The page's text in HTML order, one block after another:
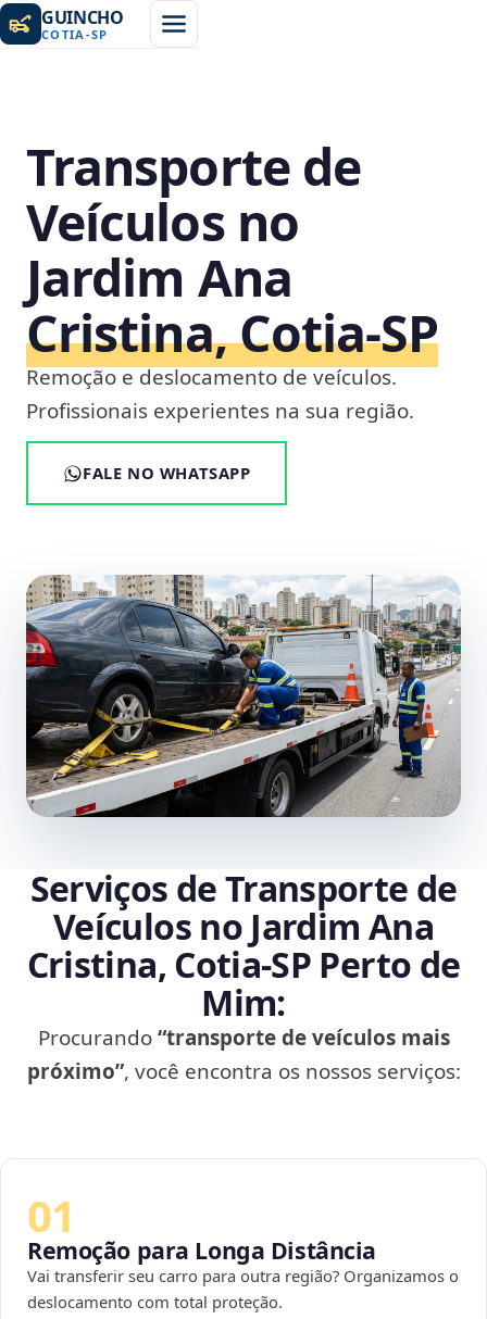
GUINCHO
COTIA -SP
Transporte de
Veículos no
Jardim Ana
Cristina, Cotia‑SP
Remoção e deslocamento de veículos.
Profissionais experientes na sua região.
FALE NO WHATSAPP
Serviços de Transporte de
Veículos no Jardim Ana
Cristina, Cotia‑SP Perto de
Mim:
Procurando“transporte de veículos mais
próximo”, você encontra os nossos serviços:
01
Remoção para Longa Distância
Vai transferir seu carro para outra região? Organizamos o
deslocamento com total proteção.